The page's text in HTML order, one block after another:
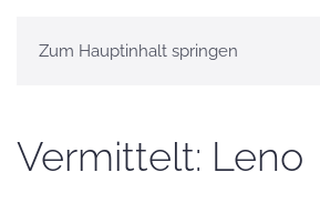
Zum Hauptinhalt springen
Vermittelt: Leno